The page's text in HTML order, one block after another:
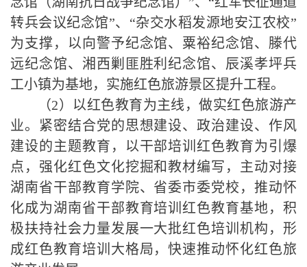
转兵会议纪念馆”、“杂交水稻发源地安江农校”
为支撑，以向警予纪念馆、粟裕纪念馆、滕代
远纪念馆、湘西剿匪胜利纪念馆、辰溪孝坪兵
工小镇为基地，实施红色旅游景区提升工程。
（2）以红色教育为主线，做实红色旅游产
业。紧密结合党的思想建设、政治建设、作风
建设的主题教育，以干部培训红色教育为引爆
点，强化红色文化挖掘和教材编写，主动对接
湖南省干部教育学院、省委市委党校，推动怀
化成为湖南省干部教育培训红色教育基地，积
极扶持社会力量发展一大批红色培训机构，形
成红色教育培训大格局，快速推动怀化红色旅